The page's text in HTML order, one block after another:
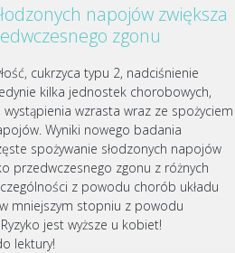
napojów zwiększa
zgonu
cukrzyca typu 2, nadciśnienie
kilka jednostek chorobowych,
wystąpienia wzrasta wraz ze spożyciem
Wyniki nowego badania
spożywanie słodzonych napojów
przedwczesnego zgonu z różnych
z powodu chorób układu
mniejszym stopniu z powodu
jest wyższe u kobiet!
lektury!